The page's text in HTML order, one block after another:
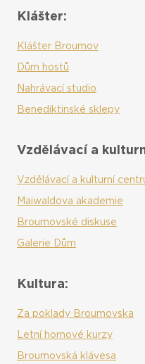
Klášter:
Klášter Broumov
Dům hostů
Nahrávací studio
Benediktinské sklepy
Vzdělávací a
Vzdělávací a kulturní
Maiwaldova akademie
Broumovské diskuse
Galerie Dům
Kultura:
Za poklady Broumovska
Letní hornové kurzy
Broumovská klávesa